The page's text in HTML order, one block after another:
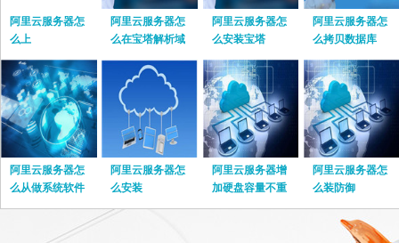
阿里云服务器怎
么上
阿里云服务器怎
么在宝塔解析域
名
阿里云服务器怎
么安装宝塔
阿里云服务器怎
么拷贝数据库
阿里云服务器怎
么从做系统软件
阿里云服务器怎
么安装
阿里云服务器增
加硬盘容量不重
启
阿里云服务器怎
么装防御